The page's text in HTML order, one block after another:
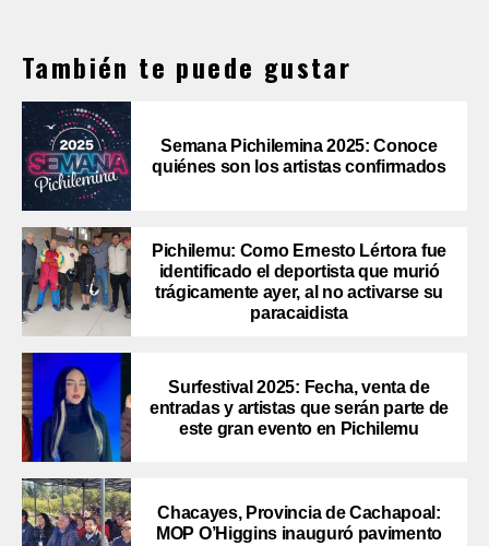
También te puede gustar
Semana Pichilemina 2025: Conoce
quiénes son los artistas confirmados
Pichilemu: Como Ernesto Lértora fue
identificado el deportista que murió
trágicamente ayer, al no activarse su
paracaidista
Surfestival 2025: Fecha, venta de
entradas y artistas que serán parte de
este gran evento en Pichilemu
Chacayes, Provincia de Cachapoal:
MOP O’Higgins inauguró pavimento